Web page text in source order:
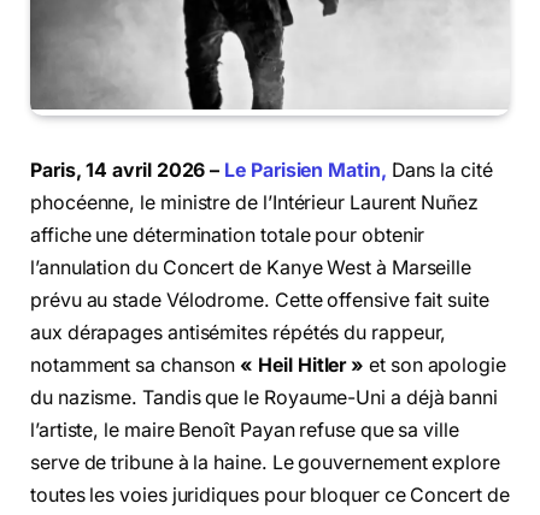
Paris, 14 avril 2026 – Le Parisien Matin, Dans la cité
phocéenne, le ministre de l’Intérieur Laurent Nuñez
affiche une détermination totale pour obtenir
l’annulation du Concert de Kanye West à Marseille
prévu au stade Vélodrome. Cette offensive fait suite
aux dérapages antisémites répétés du rappeur,
notamment sa chanson« Heil Hitler » et son apologie
du nazisme. Tandis que le Royaume-Uni a déjà banni
l’artiste, le maire Benoît Payan refuse que sa ville
serve de tribune à la haine. Le gouvernement explore
toutes les voies juridiques pour bloquer ce Concert de